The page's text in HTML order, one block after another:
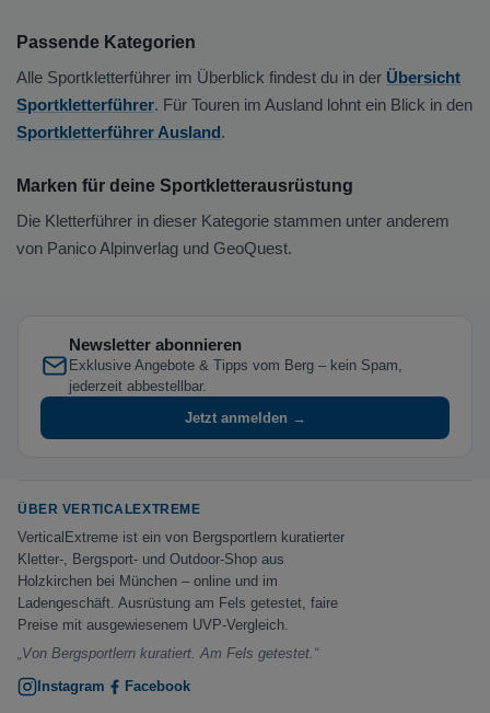
Passende Kategorien
Alle Sportkletterführer im Überblick findest du in der Übersicht
Sportkletterführer. Für Touren im Ausland lohnt ein Blick in den
Sportkletterführer Ausland.
Marken für deine Sportkletterausrüstung
Die Kletterführer in dieser Kategorie stammen unter anderem
von Panico Alpinverlag und GeoQuest.
Newsletter abonnieren
Exklusive Angebote & Tipps vom Berg – kein Spam,
jederzeit abbestellbar.
Jetzt anmelden →
ÜBER VERTICALEXTREME
VerticalExtreme ist ein von Bergsportlern kuratierter
Kletter-, Bergsport- und Outdoor-Shop aus
Holzkirchen bei München – online und im
Ladengeschäft. Ausrüstung am Fels getestet, faire
Preise mit ausgewiesenem UVP-Vergleich.
„Von Bergsportlern kuratiert. Am Fels getestet.“
Instagram
Facebook